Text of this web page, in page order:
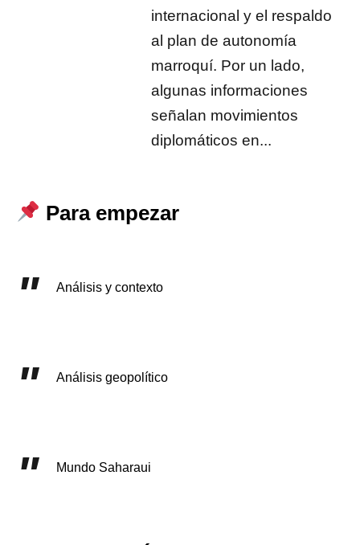
internacional y el respaldo
al plan de autonomía
marroquí. Por un lado,
algunas informaciones
señalan movimientos
diplomáticos en...
Para empezar
Análisis y contexto
Análisis geopolítico
Mundo Saharaui